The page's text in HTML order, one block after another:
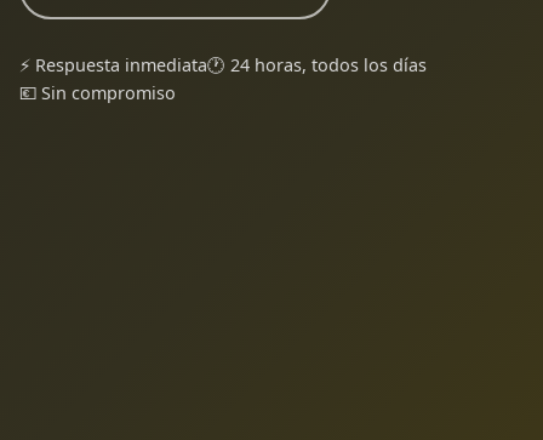
⚡ Respuesta inmediata🕐 24 horas, todos los días
💶 Sin compromiso